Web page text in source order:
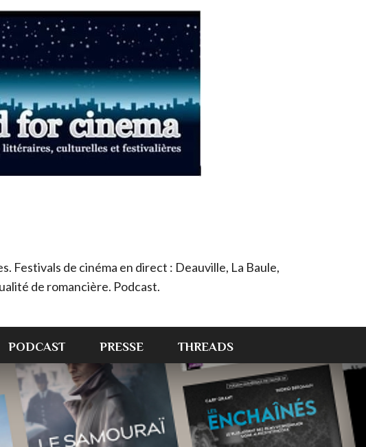
Festivals de cinéma en direct : Deauville, La Baule,
de romancière. Podcast.
PODCAST PRESSE THREADS